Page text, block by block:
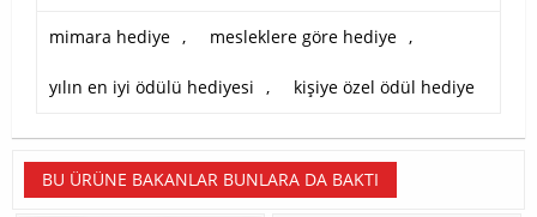
mimara hediye , mesleklere göre hediye ,
yılın en iyi ödülü hediyesi , kişiye özel ödül hediye
BU ÜRÜNE BAKANLAR BUNLARA DA BAKTI